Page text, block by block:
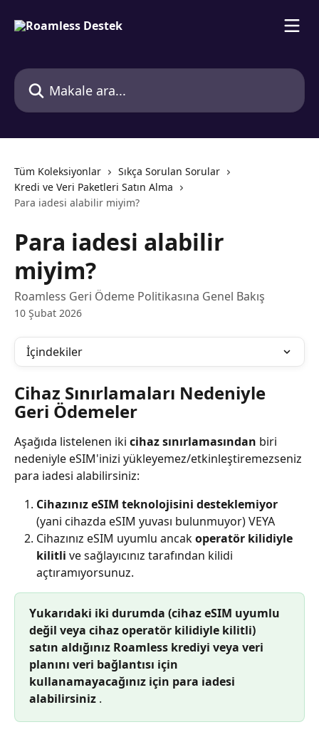
Makale ara...
Tüm Koleksiyonlar
Sıkça Sorulan Sorular
Kredi ve Veri Paketleri Satın Alma
Para iadesi alabilir miyim?
Para iadesi alabilir
miyim?
Roamless Geri Ödeme Politikasına Genel Bakış
10 Şubat 2026
İçindekiler
Cihaz Sınırlamaları Nedeniyle
Geri Ödemeler
Aşağıda listelenen iki cihaz sınırlamasından biri
nedeniyle eSIM'inizi yükleyemez/etkinleştiremezseniz
para iadesi alabilirsiniz:
Cihazınız eSIM teknolojisini desteklemiyor
(yani cihazda eSIM yuvası bulunmuyor) VEYA
Cihazınız eSIM uyumlu ancak operatör kilidiyle
kilitli ve sağlayıcınız tarafından kilidi
açtıramıyorsunuz.
Yukarıdaki iki durumda (cihaz eSIM uyumlu
değil veya cihaz operatör kilidiyle kilitli)
satın aldığınız Roamless krediyi veya veri
planını veri bağlantısı için
kullanamayacağınız için para iadesi
alabilirsiniz .